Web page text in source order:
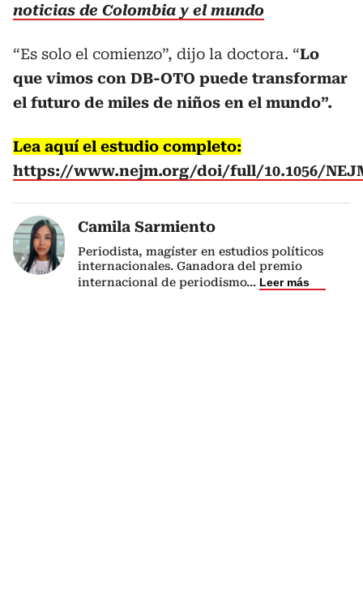
noticias de Colombia y el mundo
“Es solo el comienzo”, dijo la doctora. “Lo
que vimos con DB-OTO puede transformar
el futuro de miles de niños en el mundo”.
Lea aquí el estudio completo:
https://www.nejm.org/doi/full/10.1056/
Camila Sarmiento
Periodista, magíster en estudios políticos
internacionales. Ganadora del premio
internacional de periodismo... Leer más